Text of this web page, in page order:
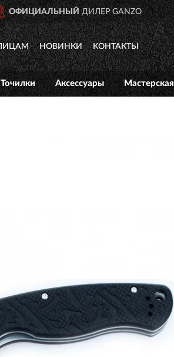
GANZO
НОВИНКИ КОНТАКТЫ
Точилки Аксессуары